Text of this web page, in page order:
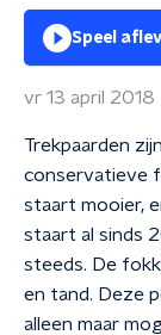
Speel
vr 13 april 2018
Trekpaarden
conservatieve
staart mooier,
staart al sinds
steeds. De
en tand. Deze
alleen maar